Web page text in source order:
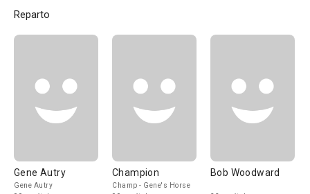
Reparto
Gene Autry
Gene Autry
Champion
Champ - Gene's Horse
Bob Woodward